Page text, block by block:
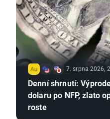
7. srpna 2026,
Denní shrnutí:
dolaru po NFP, zlato
roste